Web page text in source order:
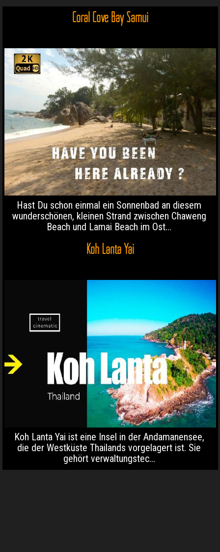
Coral Cove Bay Samui
Hast Du schon einmal ein Sonnenbad an diesem
wunderschönen, kleinen Strand zwischen Chaweng
Beach und Lamai Beach im Ost...
Koh Lanta Yai
Koh Lanta Yai ist eine Insel in der Andamanensee,
die der Westküste Thailands vorgelagert ist. Sie
gehört verwaltungstec...